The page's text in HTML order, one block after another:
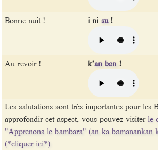
Bonne nuit ! i nisu!
Au revoir ! k’an bɛn!
Les salutations sont très importantes pour les
approfondir cet aspect, vous pouvez visiterle
"Apprenons le bambara" (an ka bamanankan
(*cliquer ici*)